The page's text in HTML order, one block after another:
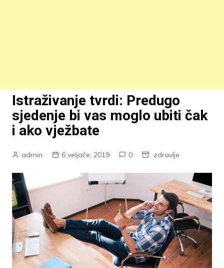
Istraživanje tvrdi: Predugo
sjedenje bi vas moglo ubiti čak
i ako vježbate
admin 6 veljače, 2019 0 zdravlje